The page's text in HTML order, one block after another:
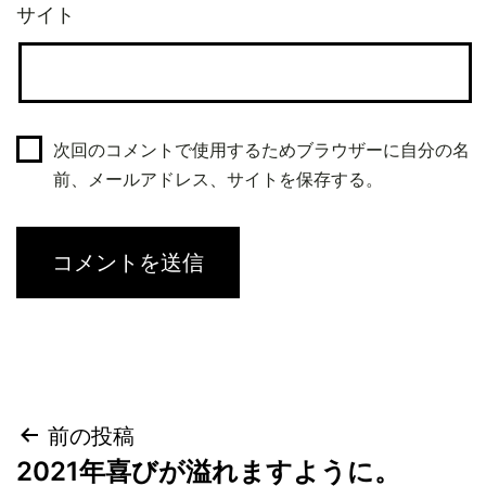
サイト
次回のコメントで使用するためブラウザーに自分の名
前、メールアドレス、サイトを保存する。
投前の投稿
2021年喜びが溢れますように。